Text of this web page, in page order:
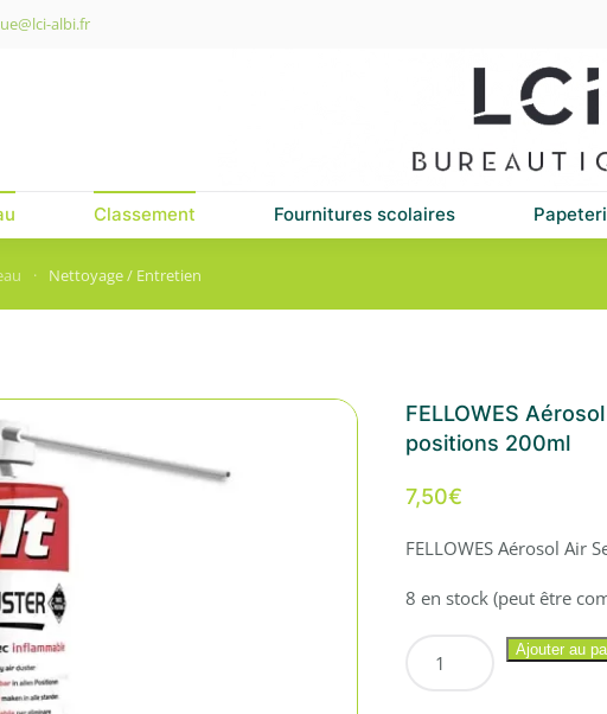
albi.fr
Classement Fournitures scolaires
Nettoyage / Entretien
FELLOWES
positions 200ml
7,50€
FELLOWES Aérosol Air
8 en stock (peut être
Ajouter au